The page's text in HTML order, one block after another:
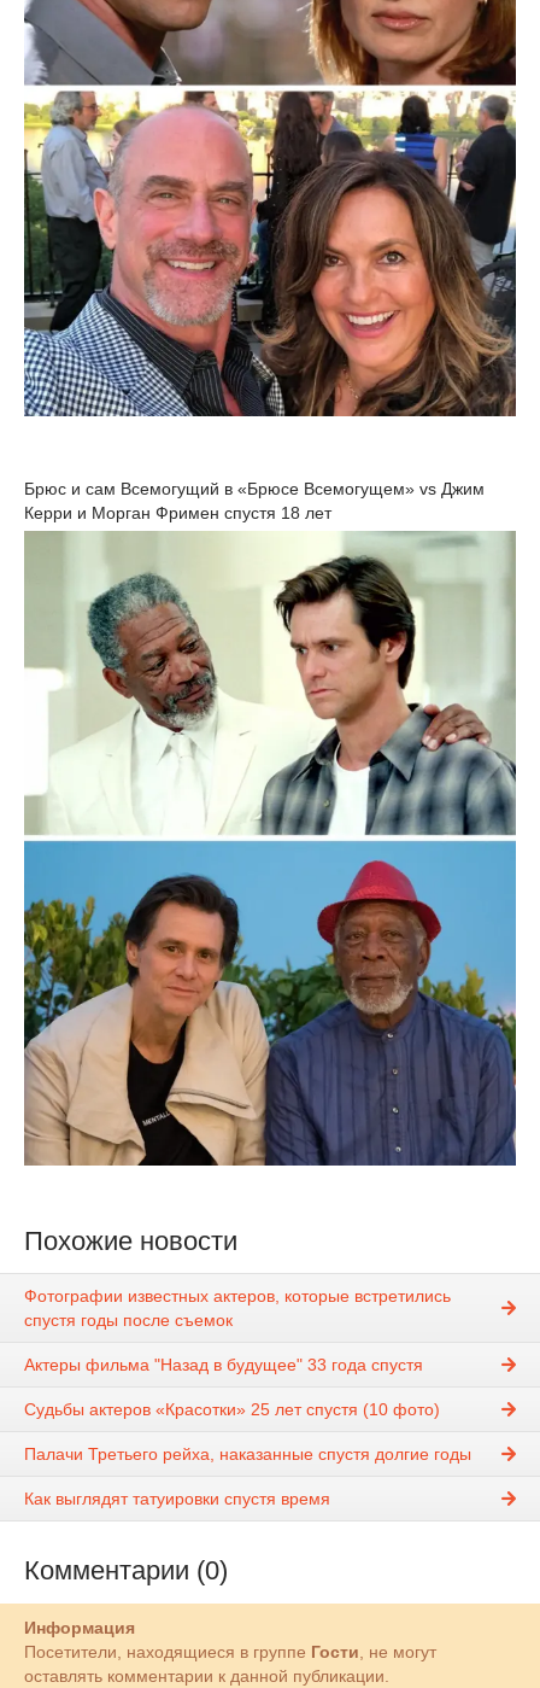
Брюс и сам Всемогущий в «Брюсе Всемогущем» vs Джим
Керри и Морган Фримен спустя 18 лет
Похожие новости
Фотографии известных актеров, которые встретились
спустя годы после съемок
Актеры фильма "Назад в будущее" 33 года спустя
Судьбы актеров «Красотки» 25 лет спустя (10 фото)
Палачи Третьего рейха, наказанные спустя долгие годы
Как выглядят татуировки спустя время
Комментарии (0)
Информация
Посетители, находящиеся в группе Гости , не могут
оставлять комментарии к данной публикации.